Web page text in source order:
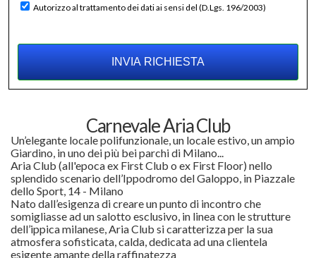
Autorizzo al trattamento dei dati ai sensi del (D.Lgs. 196/2003)
Carnevale Aria Club
Un’elegante locale polifunzionale, un locale estivo, un ampio
Giardino, in uno dei più bei parchi di Milano...
Aria Club (all'epoca ex First Club o ex First Floor) nello
splendido scenario dell’Ippodromo del Galoppo, in Piazzale
dello Sport, 14 - Milano
Nato dall’esigenza di creare un punto di incontro che
somigliasse ad un salotto esclusivo, in linea con le strutture
dell’ippica milanese, Aria Club si caratterizza per la sua
atmosfera sofisticata, calda, dedicata ad una clientela
esigente amante della raffinatezza